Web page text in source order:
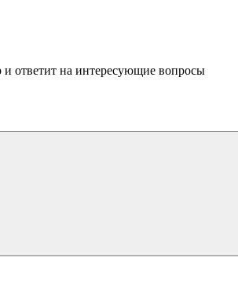
ответит на интересующие вопросы